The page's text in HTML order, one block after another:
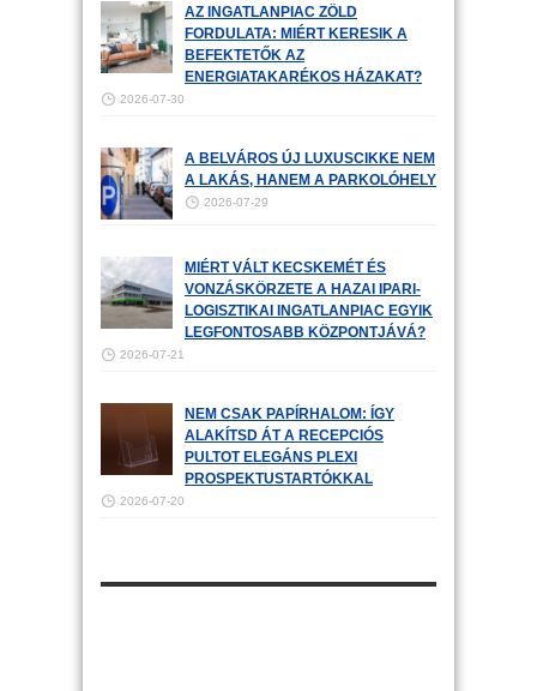
AZ INGATLANPIAC ZÖLD
FORDULATA: MIÉRT KERESIK A
BEFEKTETŐK AZ
ENERGIATAKARÉKOS HÁZAKAT?
2026-07-30
A BELVÁROS ÚJ LUXUSCIKKE NEM
A LAKÁS, HANEM A PARKOLÓHELY
2026-07-29
MIÉRT VÁLT KECSKEMÉT ÉS
VONZÁSKÖRZETE A HAZAI IPARI-
LOGISZTIKAI INGATLANPIAC EGYIK
LEGFONTOSABB KÖZPONTJÁVÁ?
2026-07-21
NEM CSAK PAPÍRHALOM: ÍGY
ALAKÍTSD ÁT A RECEPCIÓS
PULTOT ELEGÁNS PLEXI
PROSPEKTUSTARTÓKKAL
2026-07-20